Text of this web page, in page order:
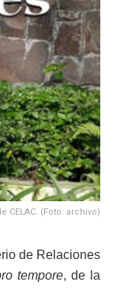
CELAC. (Foto: archivo)
de Relaciones
tempore, de la